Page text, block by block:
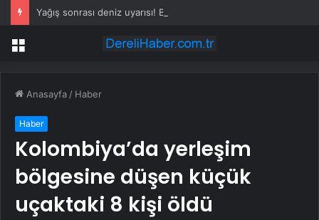
Menü
Anasayfa / Haber
Haber
Kolombiya’da yerleşim
bölgesine düşen küçük
uçaktaki 8 kişi öldü